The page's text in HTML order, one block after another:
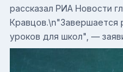
рассказал РИА Новости
Кравцов.\n"Завершается
уроков для школ", —